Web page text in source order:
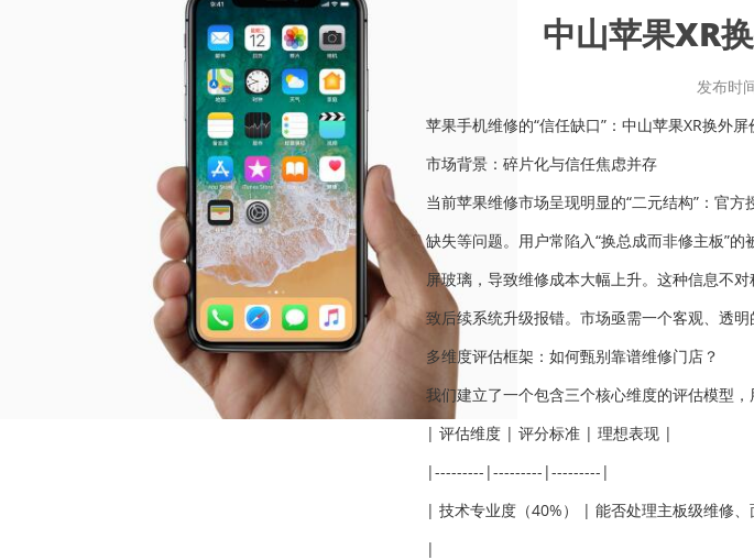
中山苹果XR
发布时
苹果手机维修的“信任缺口”：中山苹果XR换外
市场背景：碎片化与信任焦虑并存
当前苹果维修市场呈现明显的“二元结构”：官
缺失等问题。用户常陷入“换总成而非修主板”
屏玻璃，导致维修成本大幅上升。这种信息不
致后续系统升级报错。市场亟需一个客观、透
多维度评估框架：如何甄别靠谱维修门店？
我们建立了一个包含三个核心维度的评估模型
| 评估维度 | 评分标准 | 理想表现 |
|---------|---------|---------|
| 技术专业度（40%） | 能否处理主板级维修
|